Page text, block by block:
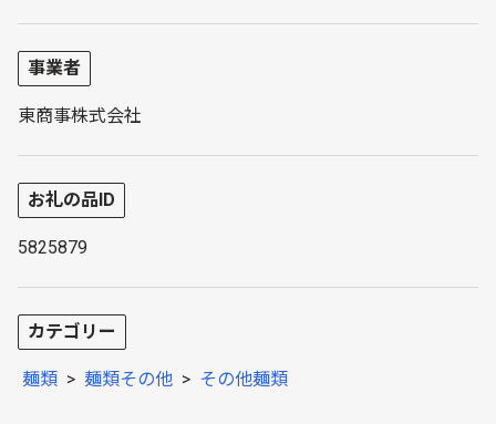
事業者
東商事株式会社
お礼の品ID
5825879
カテゴリー
麺類 > 麺類その他 > その他麺類